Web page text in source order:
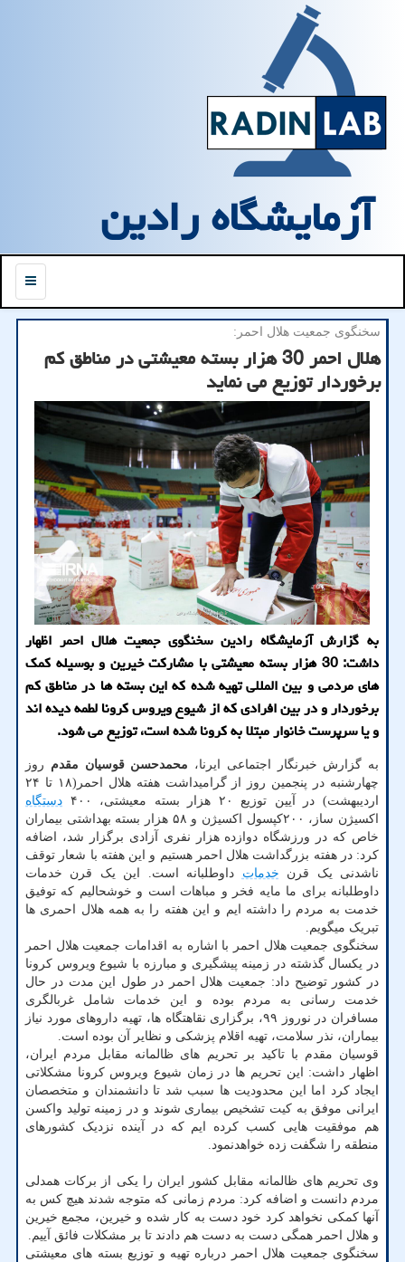
آزمایشگاه رادین
منو
سخنگوی جمعیت هلال احمر:
هلال احمر 30 هزار بسته معیشتی در مناطق كم
برخوردار توزیع می نماید
به گزارش آزمایشگاه رادین سخنگوی جمعیت هلال احمر اظهار
داشت: 30 هزار بسته معیشتی با مشارکت خیرین و بوسیله کمک
های مردمی و بین المللی تهیه شده که این بسته ها در مناطق کم
برخوردار و در بین افرادی که از شیوع ویروس کرونا لطمه دیده اند
و یا سرپرست خانوار مبتلا به کرونا شده است، توزیع می شود.
به گزارش خبرنگار اجتماعی ایرنا، محمدحسن قوسیان مقدم روز
چهارشنبه در پنجمین روز از گرامیداشت هفته هلال احمر(۱۸ تا ۲۴
اردیبهشت) در آیین توزیع ۲۰ هزار بسته معیشتی، ۴۰۰
دستگاه
اکسیژن ساز، ۲۰۰کپسول اکسیژن و ۵۸ هزار بسته بهداشتی بیماران
خاص که در ورزشگاه دوازده هزار نفری آزادی برگزار شد، اضافه
کرد: در هفته بزرگداشت هلال احمر هستیم و این هفته با شعار توقف
ناشدنی یک قرن خدمات داوطلبانه است. این یک قرن خدمات
داوطلبانه برای ما مایه فخر و مباهات است و خوشحالیم که توفیق
خدمت به مردم را داشته ایم و این هفته را به همه هلال احمری ها
تبریک میگویم.
سخنگوی جمعیت هلال احمر با اشاره به اقدامات جمعیت هلال احمر
در یکسال گذشته در زمینه پیشگیری و مبارزه با شیوع ویروس کرونا
در کشور توضیح داد: جمعیت هلال احمر در طول این مدت در حال
خدمت رسانی به مردم بوده و این خدمات شامل غربالگری
مسافران در نوروز ۹۹، برگزاری نقاهتگاه ها، تهیه داروهای مورد نیاز
بیماران، نذر سلامت، تهیه اقلام پزشکی و نظایر آن بوده است.
قوسیان مقدم با تاکید بر تحریم های ظالمانه مقابل مردم ایران،
اظهار داشت: این تحریم ها در زمان شیوع ویروس کرونا مشکلاتی
ایجاد کرد اما این محدودیت ها سبب شد تا دانشمندان و متخصصان
ایرانی موفق به کیت تشخیص بیماری شوند و در زمینه تولید واکسن
هم موفقیت هایی کسب کرده ایم که در آینده نزدیک کشورهای
منطقه را شگفت زده خواهدنمود.
وی تحریم های ظالمانه مقابل کشور ایران را یکی از برکات همدلی
مردم دانست و اضافه کرد: مردم زمانی که متوجه شدند هیچ کس به
آنها کمکی نخواهد کرد خود دست به کار شده و خیرین، مجمع خیرین
و هلال احمر همگی دست به دست هم دادند تا بر مشکلات فائق آییم.
سخنگوی جمعیت هلال احمر درباره تهیه و توزیع بسته های معیشتی